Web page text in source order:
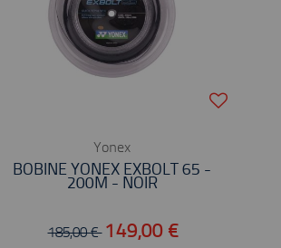
Yonex
BOBINE YONEX EXBOLT 65 -
200M - NOIR
185,00 € 149,00 €